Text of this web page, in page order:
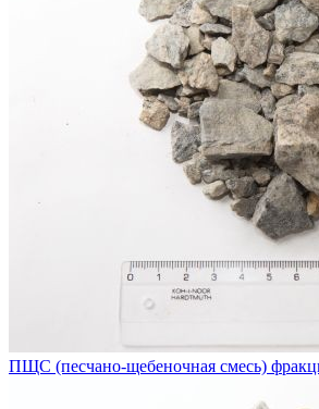
ПЩС (песчано-щебеночная смесь)